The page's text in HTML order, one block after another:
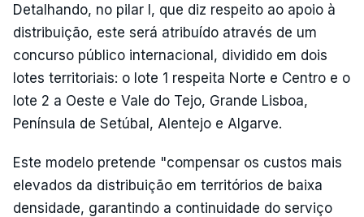
Detalhando, no pilar I, que diz respeito ao apoio à
distribuição, este será atribuído através de um
concurso público internacional, dividido em dois
lotes territoriais: o lote 1 respeita Norte e Centro e o
lote 2 a Oeste e Vale do Tejo, Grande Lisboa,
Península de Setúbal, Alentejo e Algarve.
Este modelo pretende "compensar os custos mais
elevados da distribuição em territórios de baixa
densidade, garantindo a continuidade do serviço